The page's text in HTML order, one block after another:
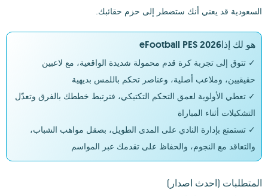
السعودية قد يعني أنك ستضطر إلى حزم حقائبك.
هو لك إذاeFootball PES 2026
✓ تتوق إلى تجربة كرة قدم محمولة شديدة الواقعية، مع لاعبين
حقيقيين، وملاعب أصلية، وعناصر تحكم باللمس بديهية
✓ تعطي الأولوية لعمق التحكم التكتيكي، فترتبط خططك بالفرق وتعدّل
التشكيلات أثناء المباراة
✓ تستمتع بإدارة النادي على المدى الطويل، بصقل مواهب الشباب،
والتعاقد مع النجوم، والحفاظ على تقدمك عبر المواسم
المتطلبات (احدث اصدار)